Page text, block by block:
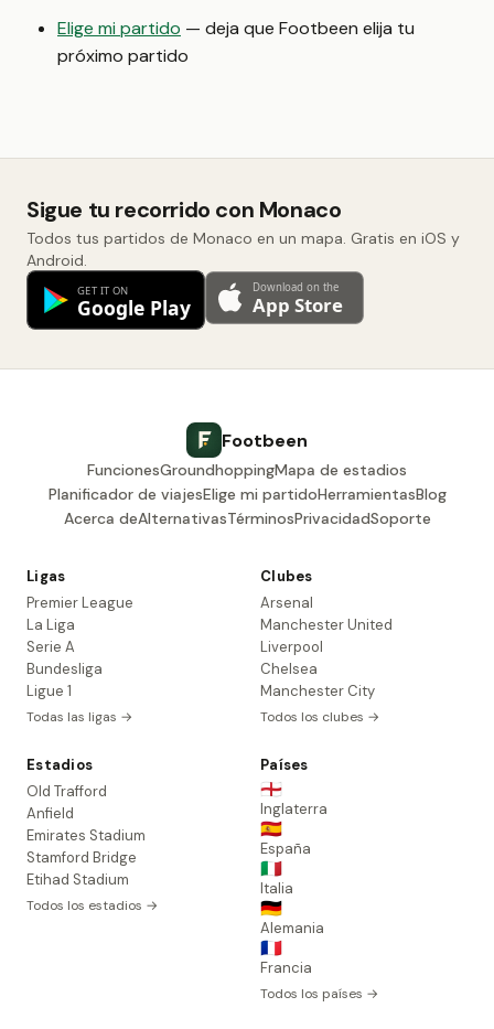
Elige mi partido — deja que Footbeen elija tu
próximo partido
Sigue tu recorrido con Monaco
Todos tus partidos de Monaco en un mapa. Gratis en iOS y
Android.
Footbeen
FuncionesGroundhoppingMapa de estadios
Planificador de viajesElige mi partidoHerramientasBlog
Acerca deAlternativasTérminosPrivacidadSoporte
Ligas
Premier League
La Liga
Serie A
Bundesliga
Ligue 1
Todas las ligas →
Clubes
Arsenal
Manchester United
Liverpool
Chelsea
Manchester City
Todos los clubes →
Estadios
Old Trafford
Anfield
Emirates Stadium
Stamford Bridge
Etihad Stadium
Todos los estadios →
Países
🏴󠁧󠁢󠁥󠁮󠁧󠁿
Inglaterra
🇪🇸
España
🇮🇹
Italia
🇩🇪
Alemania
🇫🇷
Francia
Todos los países →